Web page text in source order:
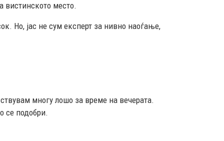
вистинското место.
Но, јас не сум експерт за нивно наоѓање,
многу лошо за време на вечерата.
се подобри.